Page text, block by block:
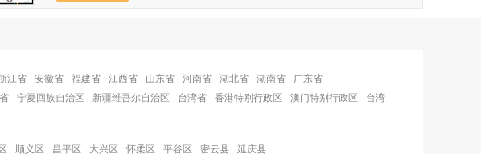
江省 安徽省 福建省 江西省 山东省 河南省 湖北省 湖南省
广东省
宁夏回族自治区 新疆维吾尔自治区 台湾省 香港特别行政区 澳门特别行政区 台湾
顺义区 昌平区 大兴区 怀柔区 平谷区 密云县 延庆县